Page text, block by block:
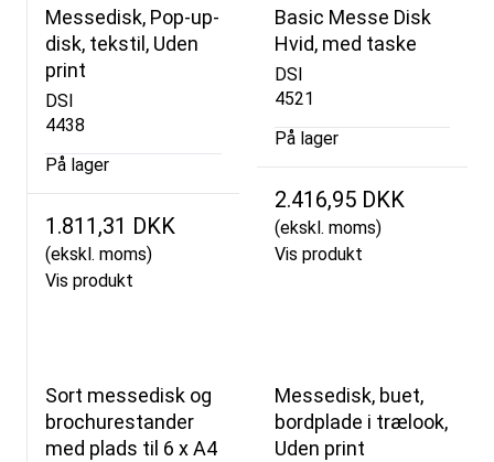
Messedisk, Pop-up-
disk, tekstil, Uden
print
DSI
4438
På lager
1.811,31 DKK
(ekskl. moms)
Vis produkt
Basic Messe Disk
Hvid, med taske
DSI
4521
På lager
2.416,95 DKK
(ekskl. moms)
Vis produkt
Sort messedisk og
brochurestander
med plads til 6 x A4
Messedisk, buet,
bordplade i trælook,
Uden print